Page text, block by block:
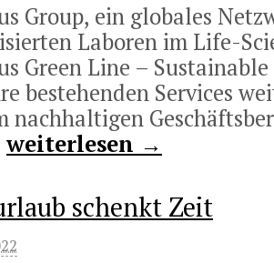
Group, ein globales
Laboren im Life-
Green Line –
bestehenden Services
nachhaltigen
weiterlesen →
schenkt Zeit